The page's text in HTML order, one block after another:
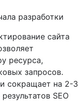
разработки
сайта
ресурса,
запросов.
сокращает на 2-3
SEO